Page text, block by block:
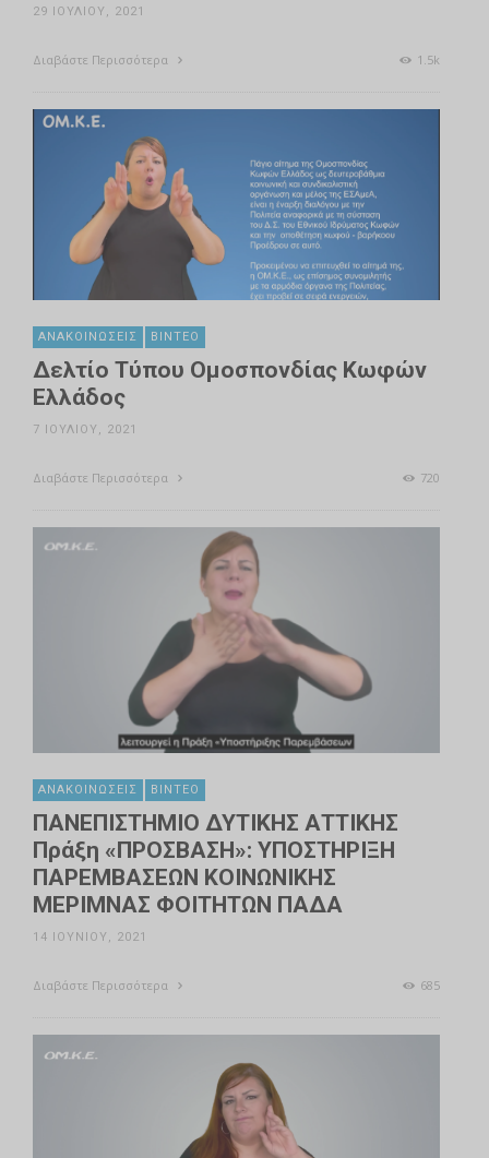
29 ΙΟΥΛΊΟΥ, 2021
Διαβάστε Περισσότερα 1.5k
ΑΝΑΚΟΙΝΏΣΕΙΣ ΒΊΝΤΕΟ
Δελτίο Τύπου Ομοσπονδίας Κωφών
Ελλάδος
7 ΙΟΥΛΊΟΥ, 2021
Διαβάστε Περισσότερα 720
ΑΝΑΚΟΙΝΏΣΕΙΣ ΒΊΝΤΕΟ
ΠΑΝΕΠΙΣΤΗΜΙΟ ΔΥΤΙΚΗΣ ΑΤΤΙΚΗΣ
Πράξη «ΠΡΟΣΒΑΣΗ»: ΥΠΟΣΤΗΡΙΞΗ
ΠΑΡΕΜΒΑΣΕΩΝ ΚΟΙΝΩΝΙΚΗΣ
ΜΕΡΙΜΝΑΣ ΦΟΙΤΗΤΩΝ ΠΑΔΑ
14 ΙΟΥΝΊΟΥ, 2021
Διαβάστε Περισσότερα 685